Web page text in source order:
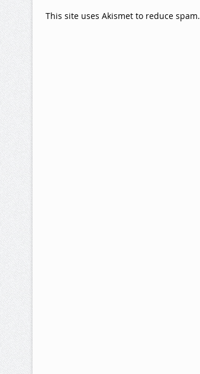
This site uses Akismet to reduce spam.